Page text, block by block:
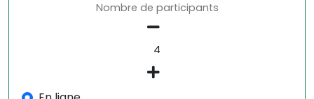
Nombre de participants